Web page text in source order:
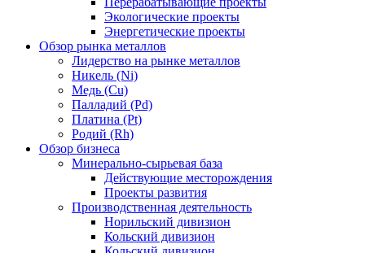
Экологические проекты
Энергетические проекты
Обзор рынка металлов
Лидерство на рынке металлов
Никель (Ni)
Медь (Cu)
Палладий (Pd)
Платина (Pt)
Родий (Rh)
Обзор бизнеса
Минерально-сырьевая база
Действующие месторождения
Проекты развития
Производственная деятельность
Норильский дивизион
Кольский дивизион